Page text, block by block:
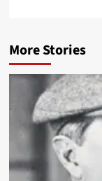
More Stories